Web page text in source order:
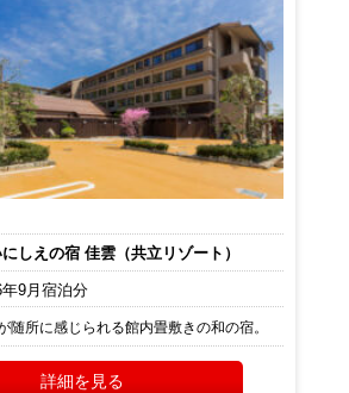
にしえの宿 佳雲（共立リゾート）
9月宿泊分
随所に感じられる館内畳敷きの和の宿。
詳細を見る